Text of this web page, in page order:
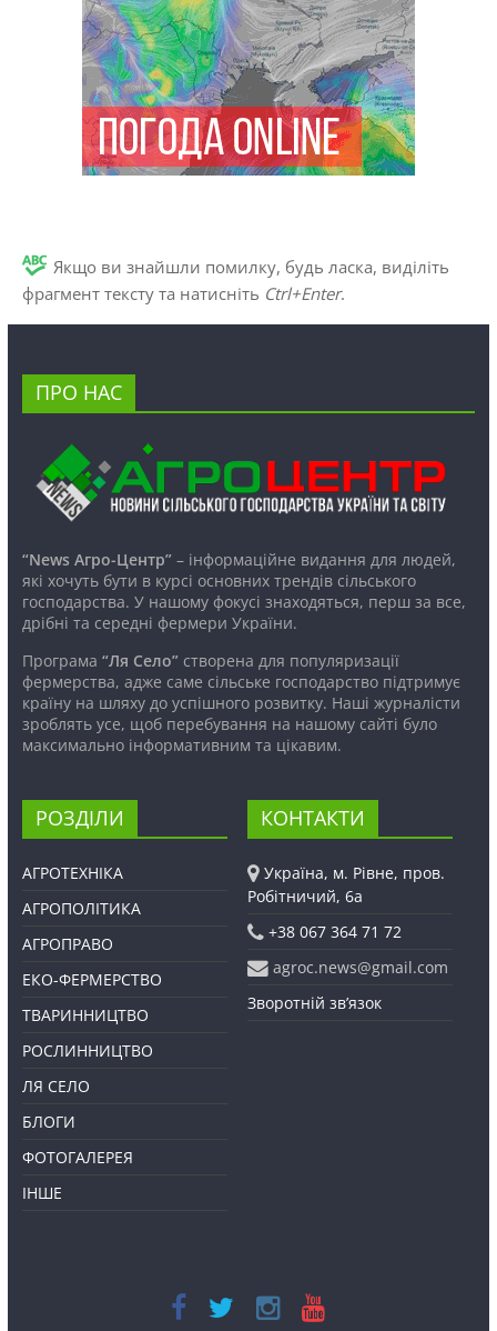
Якщо ви знайшли помилку, будь ласка, виділіть
фрагмент тексту та натисніть Ctrl+Enter.
ПРО НАС
“News Агро-Центр”– інформаційне видання для людей,
які хочуть бути в курсі основних трендів сільського
господарства. У нашому фокусі знаходяться, перш за все,
дрібні та середні фермери України.
Програма “Ля Село”створена для популяризації
фермерства, адже саме сільське господарство підтримує
країну на шляху до успішного розвитку. Наші журналісти
зроблять усе, щоб перебування на нашому сайті було
максимально інформативним та цікавим.
РОЗДІЛИ
АГРОТЕХНІКА
АГРОПОЛІТИКА
АГРОПРАВО
ЕКО-ФЕРМЕРСТВО
ТВАРИННИЦТВО
РОСЛИННИЦТВО
ЛЯ СЕЛО
БЛОГИ
ФОТОГАЛЕРЕЯ
ІНШЕ
КОНТАКТИ
Україна, м. Рівне, пров.
Робітничий, 6а
+38 067 364 71 72
agroc.news@gmail.com
Зворотній зв’язок